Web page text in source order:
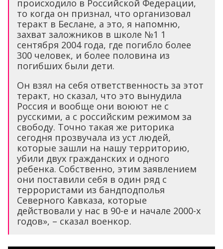
происходило в Российской Федерации,
то когда он признал, что организовал
теракт в Беслане, а это, я напомню,
захват заложников в школе №1 1
сентября 2004 года, где погибло более
300 человек, и более половина из
погибших были дети.
Он взял на себя ответственность за этот
теракт, но сказал, что это вынудила
Россия и вообще они воюют не с
русскими, а с российским режимом за
свободу. Точно такая же риторика
сегодня прозвучала из уст людей,
которые зашли на нашу территорию,
убили двух гражданских и одного
ребенка. Собственно, этим заявлением
они поставили себя в один ряд с
террористами из бандподполья
Северного Кавказа, которые
действовали у нас в 90-е и начале 2000-х
годов», – сказал военкор.